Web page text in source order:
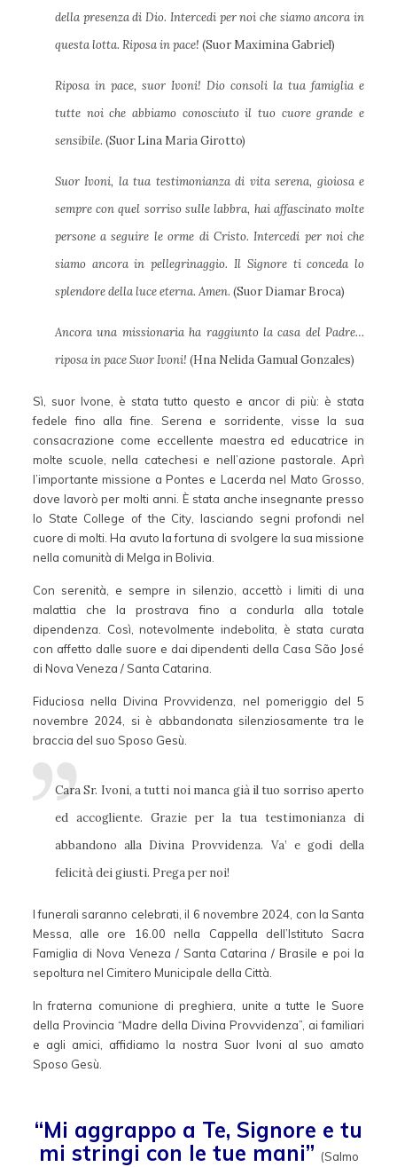
della presenza di Dio. Intercedi per noi che siamo ancora in
questa lotta. Riposa in pace! (Suor Maximina Gabriel)
Riposa in pace, suor Ivoni! Dio consoli la tua famiglia e
tutte noi che abbiamo conosciuto il tuo cuore grande e
sensibile. (Suor Lina Maria Girotto)
Suor Ivoni, la tua testimonianza di vita serena, gioiosa e
sempre con quel sorriso sulle labbra, hai affascinato molte
persone a seguire le orme di Cristo. Intercedi per noi che
siamo ancora in pellegrinaggio. Il Signore ti conceda lo
splendore della luce eterna. Amen. (Suor Diamar Broca)
Ancora una missionaria ha raggiunto la casa del Padre…
riposa in pace Suor Ivoni! (Hna Nelida Gamual Gonzales)
Sì, suor Ivone, è stata tutto questo e ancor di più: è stata
fedele fino alla fine. Serena e sorridente, visse la sua
consacrazione come eccellente maestra ed educatrice in
molte scuole, nella catechesi e nell’azione pastorale. Aprì
l’importante missione a Pontes e Lacerda nel Mato Grosso,
dove lavorò per molti anni. È stata anche insegnante presso
lo State College of the City, lasciando segni profondi nel
cuore di molti. Ha avuto la fortuna di svolgere la sua missione
nella comunità di Melga in Bolivia.
Con serenità, e sempre in silenzio, accettò i limiti di una
malattia che la prostrava fino a condurla alla totale
dipendenza. Così, notevolmente indebolita, è stata curata
con affetto dalle suore e dai dipendenti della Casa São José
di Nova Veneza / Santa Catarina.
Fiduciosa nella Divina Provvidenza, nel pomeriggio del 5
novembre 2024, si è abbandonata silenziosamente tra le
braccia del suo Sposo Gesù.
Cara Sr. Ivoni, a tutti noi manca già il tuo sorriso aperto
ed accogliente. Grazie per la tua testimonianza di
abbandono alla Divina Provvidenza. Va’ e godi della
felicità dei giusti. Prega per noi!
I funerali saranno celebrati, il 6 novembre 2024, con la Santa
Messa, alle ore 16.00 nella Cappella dell’Istituto Sacra
Famiglia di Nova Veneza / Santa Catarina / Brasile e poi la
sepoltura nel Cimitero Municipale della Città.
In fraterna comunione di preghiera, unite a tutte le Suore
della Provincia “Madre della Divina Provvidenza”, ai familiari
e agli amici, affidiamo la nostra Suor Ivoni al suo amato
Sposo Gesù.
“Mi aggrappo a Te, Signore e tu
mi stringi con le tue mani” (Salmo